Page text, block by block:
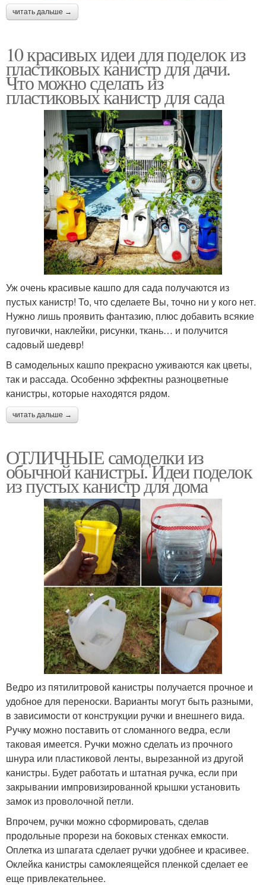
читать дальше →
10 красивых идеи для поделок из
пластиковых канистр для дачи.
Что можно сделать из
пластиковых канистр для сада
Уж очень красивые кашпо для сада получаются из
пустых канистр! То, что сделаете Вы, точно ни у кого нет.
Нужно лишь проявить фантазию, плюс добавить всякие
пуговички, наклейки, рисунки, ткань… и получится
садовый шедевр!
В самодельных кашпо прекрасно уживаются как цветы,
так и рассада. Особенно эффектны разноцветные
канистры, которые находятся рядом.
читать дальше →
ОТЛИЧНЫЕ самоделки из
обычной канистры. Идеи поделок
из пустых канистр для дома
Ведро из пятилитровой канистры получается прочное и
удобное для переноски. Варианты могут быть разными,
в зависимости от конструкции ручки и внешнего вида.
Ручку можно поставить от сломанного ведра, если
таковая имеется. Ручки можно сделать из прочного
шнура или пластиковой ленты, вырезанной из другой
канистры. Будет работать и штатная ручка, если при
закрывании импровизированной крышки установить
замок из проволочной петли.
Впрочем, ручки можно сформировать, сделав
продольные прорези на боковых стенках емкости.
Оплетка из шпагата сделает ручки удобнее и красивее.
Оклейка канистры самоклеящейся пленкой сделает ее
еще привлекательнее.